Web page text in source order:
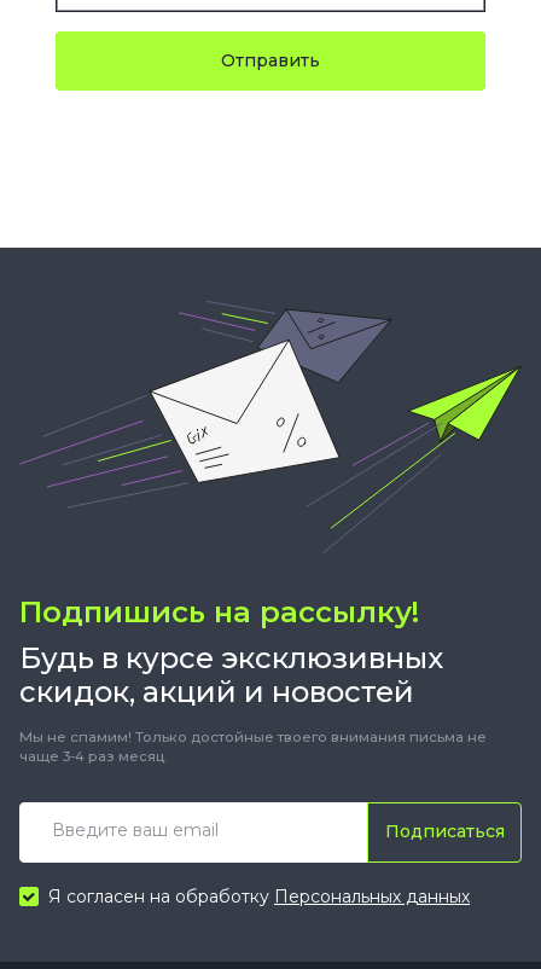
Отправить
Подпишись на рассылку!
Будь в курсе эксклюзивных
скидок, акций и новостей
Мы не спамим! Только достойные твоего внимания письма не
чаще 3-4 раз месяц.
Подписаться
Я согласен на обработку Персональных данных